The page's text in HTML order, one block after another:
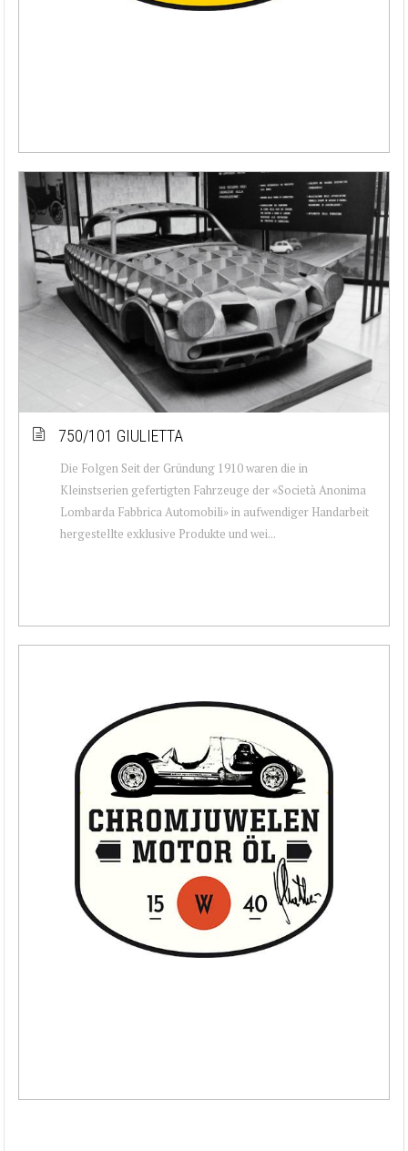
750/101 GIULIETTA
Die Folgen Seit der Gründung 1910 waren die in
Kleinstserien gefertigten Fahrzeuge der «Società Anonima
Lombarda Fabbrica Automobili» in aufwendiger Handarbeit
hergestellte exklusive Produkte und wei...